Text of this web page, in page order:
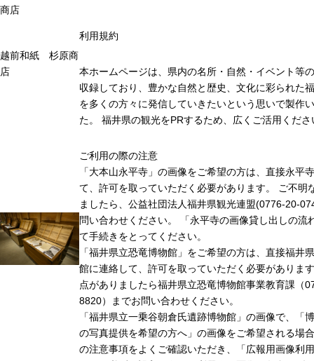
商店
越前和紙 杉原商
店
利用規約
本ホームページは、県内の名所・自然・イベント等
収録しており、豊かな自然と歴史、文化に彩られた
を多くの方々に発信していきたいという思いで製作
た。 福井県の観光をPRするため、広くご活用くださ
ご利用の際の注意
「大本山永平寺」の画像をご希望の方は、直接永平
て、許可を取っていただく必要があります。 ご不明
ましたら、公益社団法人福井県観光連盟(0776-20-
問い合わせください。 「永平寺の画像貸し出しの流
て手続きをとってください。
「福井県立恐竜博物館」をご希望の方は、直接福井
館に連絡して、許可を取っていただく必要がありま
点がありましたら福井県立恐竜博物館事業教育課（
8820）までお問い合わせください。
「福井県立一乗谷朝倉氏遺跡博物館」の画像で、「
の写真提供を希望の方へ」の画像をご希望される場
の注意事項をよくご確認いただき、「広報用画像利